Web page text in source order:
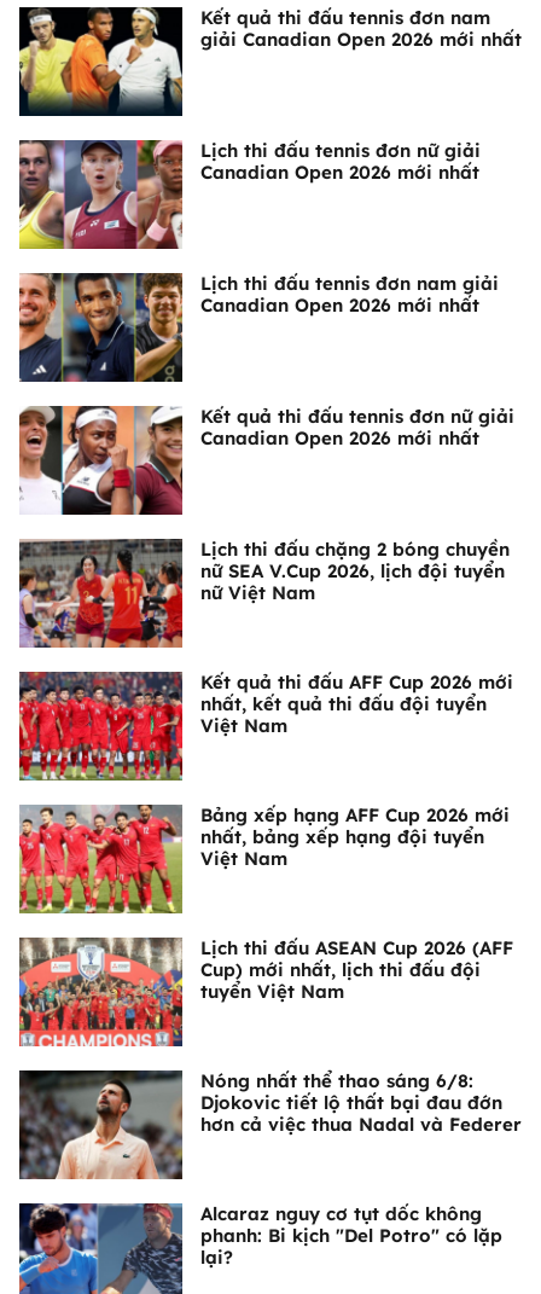
Kết quả thi đấu tennis đơn nam
giải Canadian Open 2026 mới nhất
Lịch thi đấu tennis đơn nữ giải
Canadian Open 2026 mới nhất
Lịch thi đấu tennis đơn nam giải
Canadian Open 2026 mới nhất
Kết quả thi đấu tennis đơn nữ giải
Canadian Open 2026 mới nhất
Lịch thi đấu chặng 2 bóng chuyền
nữ SEA V.Cup 2026, lịch đội tuyển
nữ Việt Nam
Kết quả thi đấu AFF Cup 2026 mới
nhất, kết quả thi đấu đội tuyển
Việt Nam
Bảng xếp hạng AFF Cup 2026 mới
nhất, bảng xếp hạng đội tuyển
Việt Nam
Lịch thi đấu ASEAN Cup 2026 (AFF
Cup) mới nhất, lịch thi đấu đội
tuyển Việt Nam
Nóng nhất thể thao sáng 6/8:
Djokovic tiết lộ thất bại đau đớn
hơn cả việc thua Nadal và Federer
Alcaraz nguy cơ tụt dốc không
phanh: Bi kịch "Del Potro" có lặp
lại?